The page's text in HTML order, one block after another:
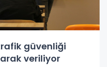
veriliyor